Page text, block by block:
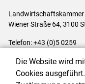
Landwirtschaftskammer
Wiener Straße 64, 3100
Telefon: +43 (0)5 0259
Impressum|Kontakt|
Cookie-Einstellungen
Die Website wird
Cookies